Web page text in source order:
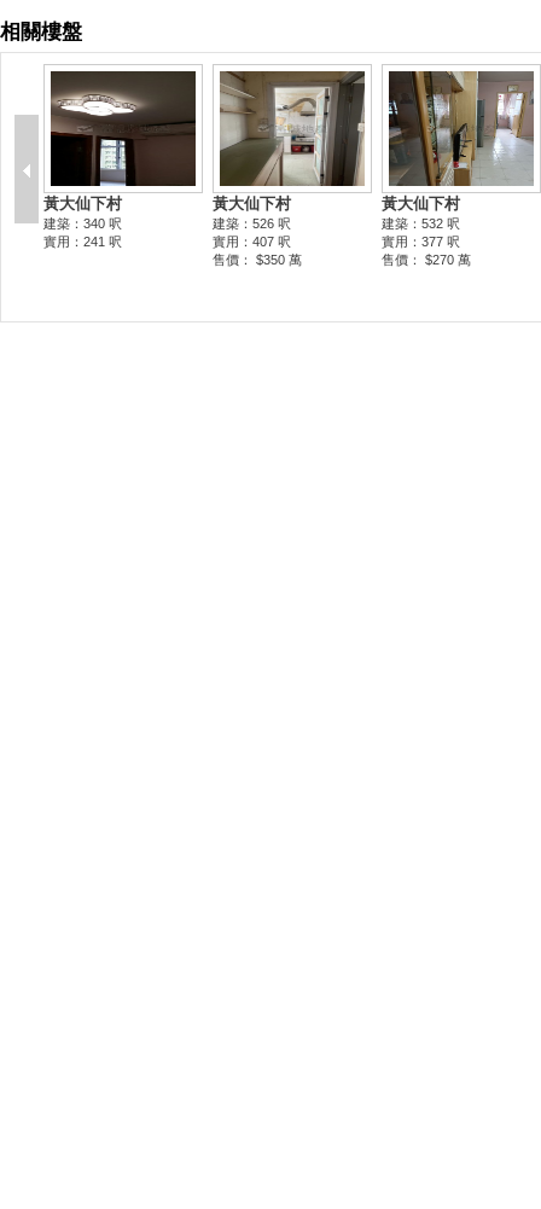
相關樓盤
黃大仙下村
建築：340 呎
實用：241 呎
黃大仙下村
建築：526 呎
實用：407 呎
售價： $350 萬
黃大仙下村
建築：532 呎
實用：377 呎
售價： $270 萬